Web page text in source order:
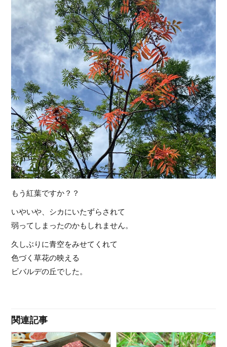
もう紅葉ですか？？
いやいや、シカにいたずらされて
弱ってしまったのかもしれません。
久しぶりに青空をみせてくれて
色づく草花の映える
ビバルデの丘でした。
関連記事